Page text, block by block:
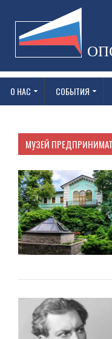
О НАС СОБЫТИЯ
МУЗЕЙ